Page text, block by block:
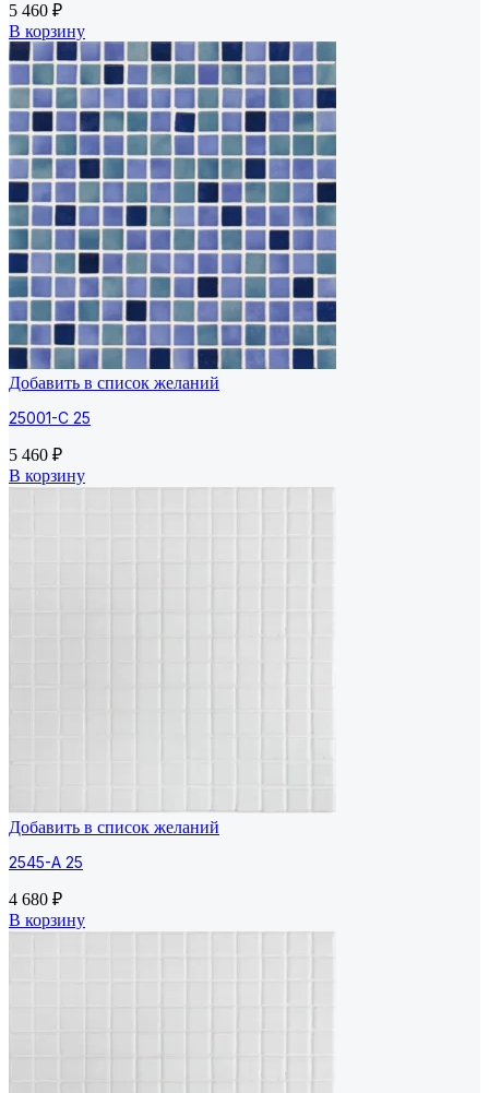
5 460 ₽
В корзину
Добавить в список желаний
25001-C 25
5 460 ₽
В корзину
Добавить в список желаний
2545-A 25
4 680 ₽
В корзину